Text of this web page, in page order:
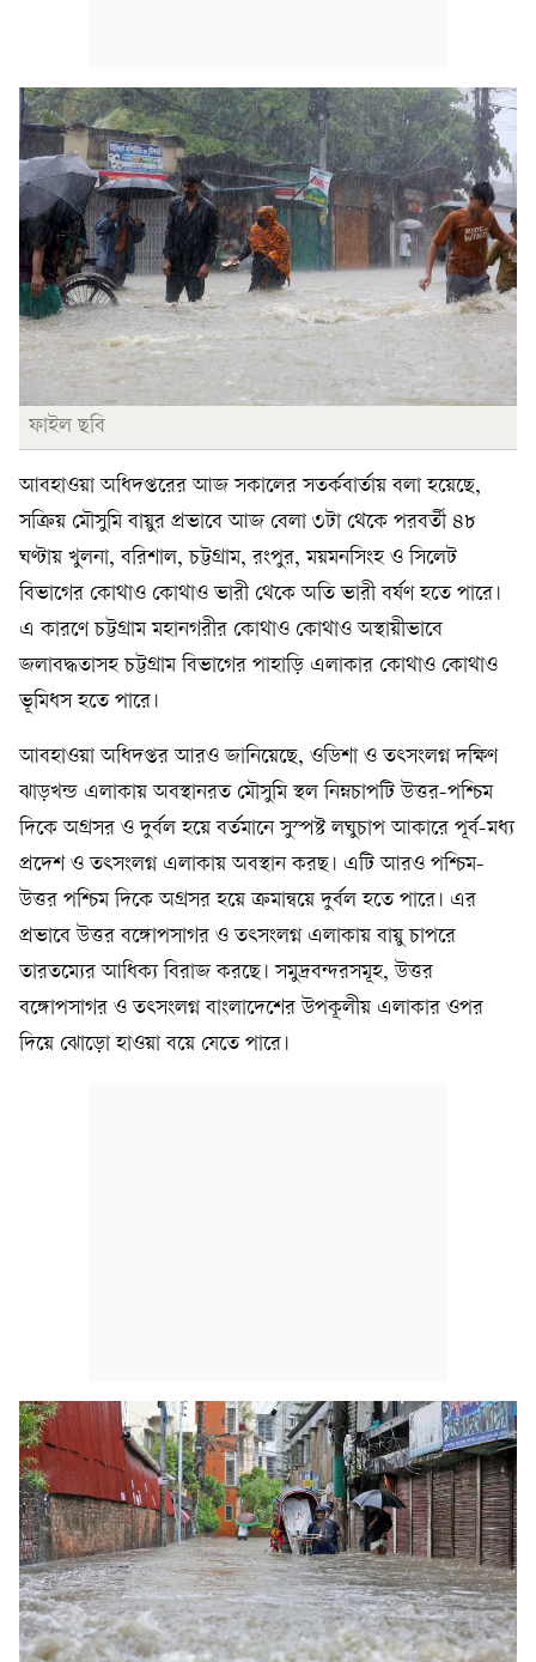
ফাইল ছবি
আবহাওয়া অধিদপ্তরের আজ সকালের সতর্কবার্তায় বলা হয়েছে,
সক্রিয় মৌসুমি বায়ুর প্রভাবে আজ বেলা ৩টা থেকে পরবর্তী ৪৮
ঘণ্টায় খুলনা, বরিশাল, চট্টগ্রাম, রংপুর, ময়মনসিংহ ও সিলেট
বিভাগের কোথাও কোথাও ভারী থেকে অতি ভারী বর্ষণ হতে পারে।
এ কারণে চট্টগ্রাম মহানগরীর কোথাও কোথাও অস্থায়ীভাবে
জলাবদ্ধতাসহ চট্টগ্রাম বিভাগের পাহাড়ি এলাকার কোথাও কোথাও
ভূমিধস হতে পারে।
আবহাওয়া অধিদপ্তর আরও জানিয়েছে, ওডিশা ও তৎসংলগ্ন দক্ষিণ
ঝাড়খন্ড এলাকায় অবস্থানরত মৌসুমি স্থল নিম্নচাপটি উত্তর-পশ্চিম
দিকে অগ্রসর ও দুর্বল হয়ে বর্তমানে সুস্পষ্ট লঘুচাপ আকারে পূর্ব-মধ্য
প্রদেশ ও তৎসংলগ্ন এলাকায় অবস্থান করছ। এটি আরও পশ্চিম-
উত্তর পশ্চিম দিকে অগ্রসর হয়ে ক্রমান্বয়ে দুর্বল হতে পারে। এর
প্রভাবে উত্তর বঙ্গোপসাগর ও তৎসংলগ্ন এলাকায় বায়ু চাপরে
তারতম্যের আধিক্য বিরাজ করছে। সমুদ্রবন্দরসমূহ, উত্তর
বঙ্গোপসাগর ও তৎসংলগ্ন বাংলাদেশের উপকূলীয় এলাকার ওপর
দিয়ে ঝোড়ো হাওয়া বয়ে যেতে পারে।